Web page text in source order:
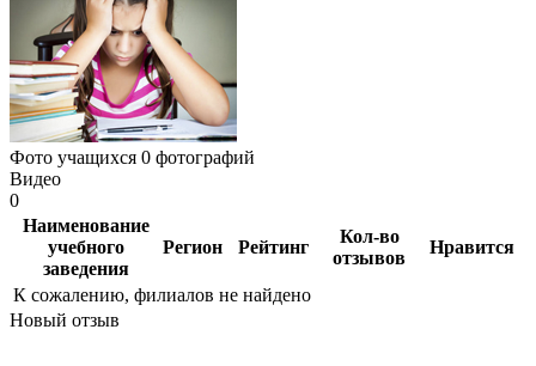
Фото учащихся 0 фотографий
Видео
0
Наименование
учебного
заведения
Регион Рейтинг
Кол-во
отзывов
Нравится
К сожалению, филиалов не найдено
Новый отзыв